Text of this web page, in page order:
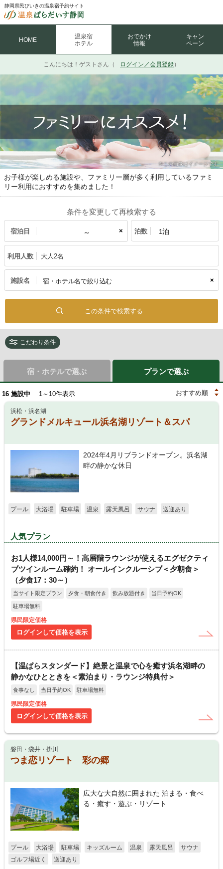
静岡県民びいきの温泉宿予約サイト
HOME
温泉宿
ホテル
おでかけ
情報
キャン
ペーン
こんにちは！ ゲストさん（ ログイン／会員登録）
※この画像はイメージです
お子様が楽しめる施設や、ファミリー層が多く利用しているファミ
リー利用におすすめを集めました！
条件を変更して再検索する
宿泊日 × 泊数
利用人数 大人2名
施設名 ×
こだわり条件
宿・ホテルで選ぶ プランで選ぶ
16 施設中 1～10件表示
浜松・浜名湖
グランドメルキュール浜名湖リゾート＆スパ
2024年4月リブランドオープン。浜名湖
畔の静かな休日
プール 大浴場 駐車場 温泉 露天風呂 サウナ 送迎あり
人気プラン
お1人様14,000円～！高層階ラウンジが使えるエグゼクティ
ブツインルーム確約！ オールインクルーシブ＜夕朝食＞
（夕食17：30～）
当サイト限定プラン 夕食・朝食付き 飲み放題付き 当日予約OK
駐車場無料
県民限定価格
ログインして価格を表示
【温ぱらスタンダード】絶景と温泉で心を癒す浜名湖畔の
静かなひとときを＜素泊まり・ラウンジ特典付＞
食事なし 当日予約OK 駐車場無料
県民限定価格
ログインして価格を表示
磐田・袋井・掛川
つま恋リゾート 彩の郷
広大な大自然に囲まれた 泊まる・食べ
る・癒す・遊ぶ・リゾート
プール 大浴場 駐車場 キッズルーム 温泉 露天風呂
サウナ
ゴルフ場近く
送迎あり